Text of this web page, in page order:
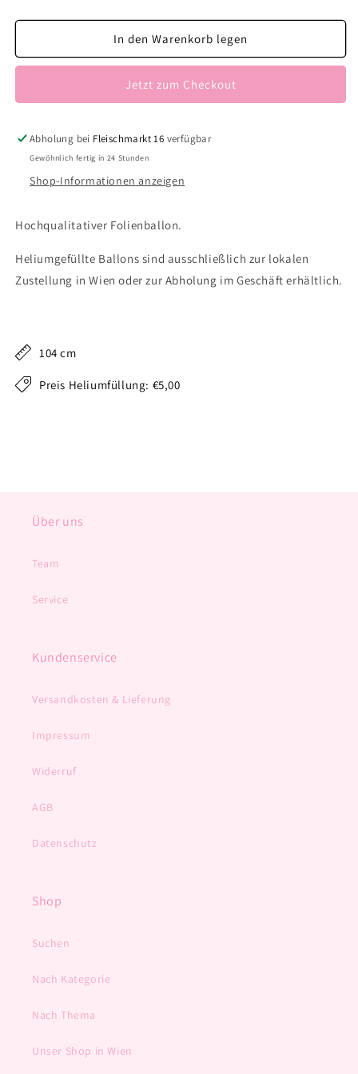
die
Menge
Schleife
die
Menge
für
Schleife
In den Warenkorb legen
Jetzt zum Checkout
Abholung bei Fleischmarkt 16 verfügbar
Gewöhnlich fertig in 24 Stunden
Shop-Informationen anzeigen
Hochqualitativer Folienballon.
Heliumgefüllte Ballons sind ausschließlich zur lokalen
Zustellung in Wien oder zur Abholung im Geschäft erhältlich.
104 cm
Preis Heliumfüllung: €5,00
Über uns
Team
Service
Kundenservice
Versandkosten & Lieferung
Impressum
Widerruf
AGB
Datenschutz
Shop
Suchen
Nach Kategorie
Nach Thema
Unser Shop in Wien